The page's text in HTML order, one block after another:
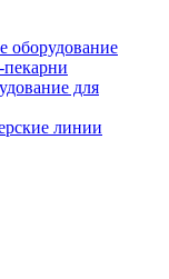
оборудование
для
линии